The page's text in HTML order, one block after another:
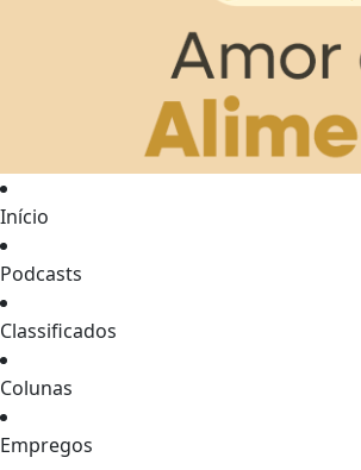
Início
Podcasts
Classificados
Colunas
Empregos